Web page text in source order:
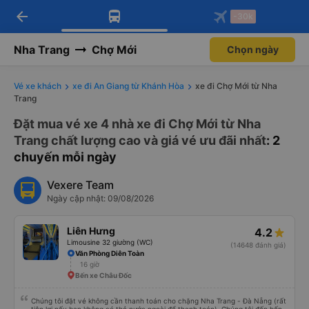
Tải app Vexere ngay!
Nhận ưu đãi thành viên độc
Mở app
Tải app Vexere
-30k/ghế khi đặt vé máy bay qua
Mở app
arrow_back -30k
Nha Trang Chợ Mới Chọn ngày
Vé xe khách xe đi An Giang từ Khánh Hòa
xe đi Chợ Mới từ Nha
Trang
Đặt mua vé xe 4 nhà xe đi Chợ Mới từ Nha
Trang chất lượng cao và giá vé ưu đãi nhất: 2
chuyến mỗi ngày
Vexere Team
Ngày cập nhật: 09/08/2026
Liên Hưng
Limousine 32 giường (WC)
4.2
(14648 đánh giá)
Văn Phòng Diên Toàn
16 giờ
Bến xe Châu Đốc
Chúng tôi đặt vé không cần thanh toán cho chặng Nha Trang - Đà Nẵng (rất